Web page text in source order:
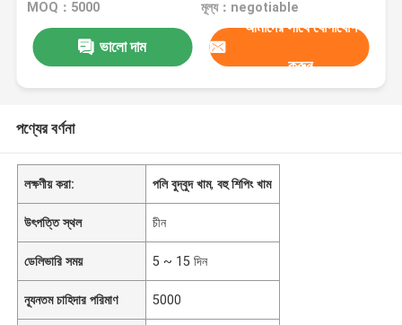
MOQ：5000 মূল্য：negotiable
ভালো দাম
আমাদের সাথে যোগাযোগ
করুন
পণ্যের বর্ণনা
লক্ষণীয় করা: পলি বুদ্বুদ খাম,বহু শিপিং খাম
উৎপত্তি স্থল চীন
ডেলিভারি সময় 5 ~ 15 দিন
ন্যূনতম চাহিদার পরিমাণ 5000